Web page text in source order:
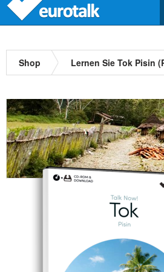
Shop Lernen Sie Tok Pisin